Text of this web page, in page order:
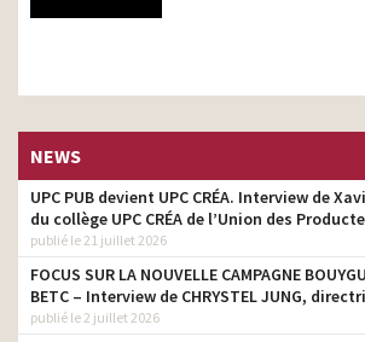
NEWS
UPC PUB devient UPC CRÉA. Interview de
du collège UPC CRÉA de l’Union des
publié le 21 juillet 2026
FOCUS SUR LA NOUVELLE CAMPAGNE
BETC – Interview de CHRYSTEL JUNG,
publié le 2 juillet 2026